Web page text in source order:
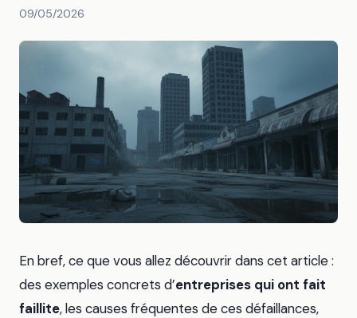
09/05/2026
En bref, ce que vous allez découvrir dans cet article :
des exemples concrets d’entreprises qui ont fait
faillite, les causes fréquentes de ces défaillances,